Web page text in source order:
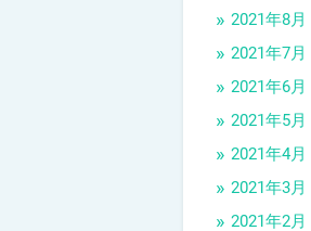
2021年8月
2021年7月
2021年6月
2021年5月
2021年4月
2021年3月
2021年2月